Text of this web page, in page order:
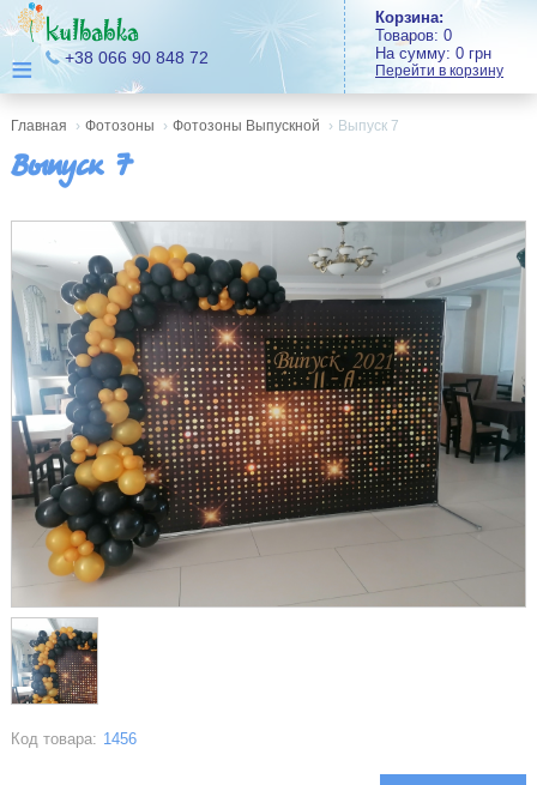
≡ +38 066 90 848 72
Корзина:
Товаров: 0
На сумму: 0 грн
Перейти в корзину
Главная › Фотозоны › Фотозоны Выпускной › Выпуск 7
Выпуск 7
Код товара: 1456